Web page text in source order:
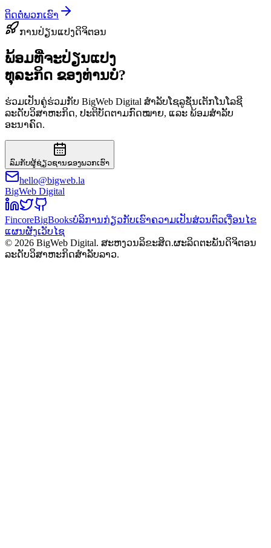
ຕິດຕໍ່ພວກເຮົາ
ການປ່ຽນແປງດິຈິຕອນ
ພ້ອມທີ່ຈະປ່ຽນແປງ
ທຸລະກິດ ຂອງທ່ານບໍ?
ຮ່ວມເປັນຄູ່ຮ່ວມກັບ BigWeb Digital ສຳລັບໂຊລູຊັ່ນເຕັກໂນໂລຊີ
ລະດັບວິສາຫະກິດ, ປະຕິບັດຕາມກົດໝາຍ, ແລະ ພ້ອມສຳລັບ
ອະນາຄົດ.
ລົມກັບຜູ້ຊ່ຽວຊານຂອງພວກເຮົາ
hello@bigweb.la
BigWeb Digital
FincoreBigBooksບໍລິການກ່ຽວກັບເຮົາຄວາມເປັນສ່ວນຕົວເງື່ອນໄຂ
ແຜນຜັງເວັບໄຊ
© 2026 BigWeb Digital. ສະຫງວນລິຂະສິດ.ຜະລິດຕະພັນດິຈິຕອນ
ລະດັບວິສາຫະກິດສຳລັບລາວ.